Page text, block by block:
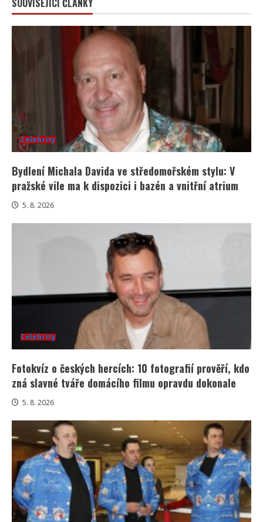
SOUVISEJÍCÍ ČLÁNKY
Celebrity
Bydlení Michala Davida ve středomořském stylu: V
pražské vile ma k dispozici i bazén a vnitřní atrium
5. 8. 2026
Celebrity
Fotokvíz o českých hercích: 10 fotografií prověří, kdo
zná slavné tváře domácího filmu opravdu dokonale
5. 8. 2026